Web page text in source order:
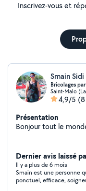
Inscrivez-vous et
Smain
Bricolages
Saint-Malo
4,9/5
Présentation
Bonjour tout le
Dernier avis laissé
Il y a plus de 6 mois
Smain est une personne
ponctuel, efficace,